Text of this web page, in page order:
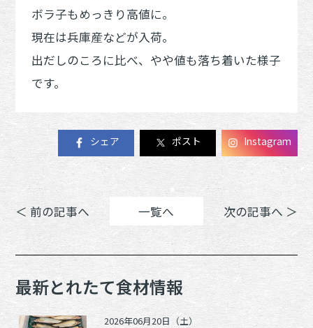
ボラ子もめっきり高値に。
現在は兵庫産などが入荷。
出だしのころに比べ、やや値も落ち着いた様子
です。
シェア ポスト Instagram
＜ 前の記事へ 一覧へ 次の記事へ ＞
最新とれたて食材情報
2026年06月20日（土）